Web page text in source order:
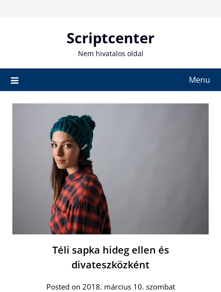
Scriptcenter
Nem hivatalos oldal
Menu
Téli sapka hideg ellen és
divateszközként
Posted on 2018. március 10. szombat